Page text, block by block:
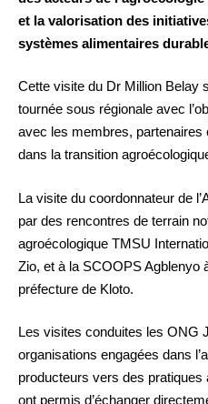
et la valorisation des
systèmes alimentaires
Cette visite du Dr Million Belay
tournée sous régionale avec
avec les membres, partenaires
dans la transition
La visite du coordonnateur de
par des rencontres de terrain
agroécologique TMSU
Zio, et à la SCOOPS Agblenyo
préfecture de Kloto.
Les visites conduites les ONG
organisations engagées dans
producteurs vers des pratiques
ont permis d’échanger